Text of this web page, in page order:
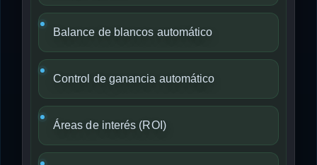
Balance de blancos automático
Control de ganancia automático
Áreas de interés (ROI)